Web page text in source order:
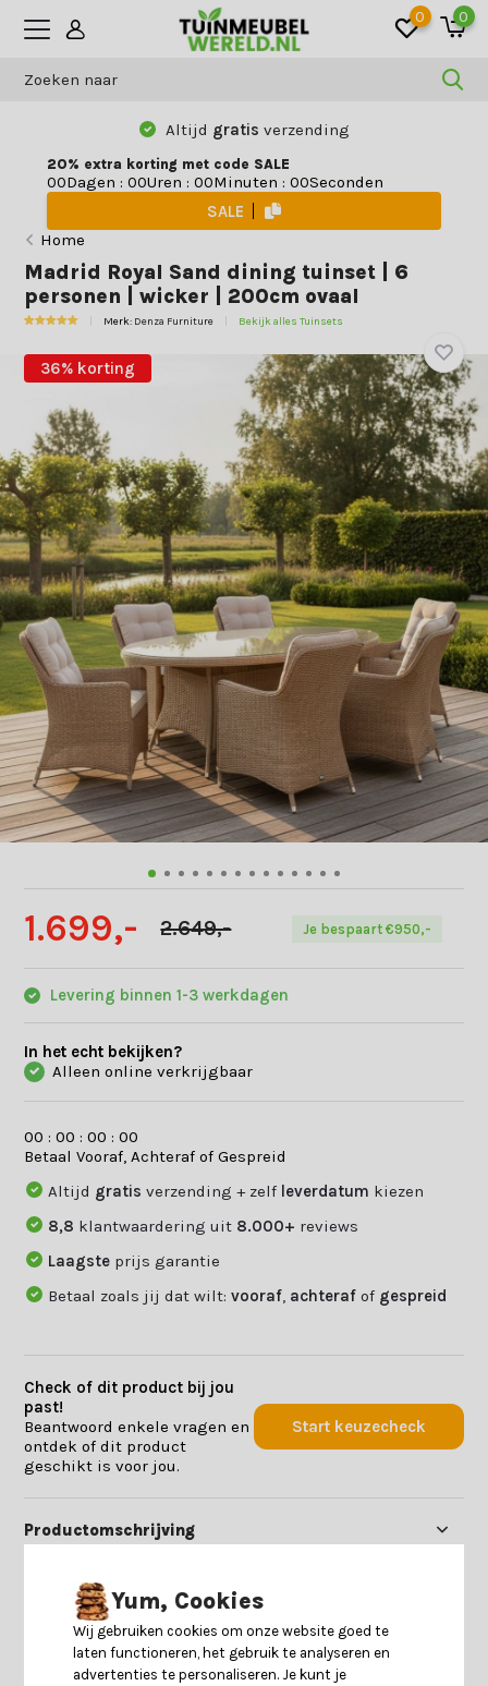
0 0
Altijd gratis verzending
20% extra korting met code SALE
00Dagen : 00Uren : 00Minuten : 00Seconden
SALE
Home
Madrid Royal Sand dining tuinset | 6
personen | wicker | 200cm ovaal
Merk: Denza Furniture Bekijk alles Tuinsets
36% korting
1.699,- 2.649,- Je bespaart €950,-
Levering binnen 1-3 werkdagen
In het echt bekijken?
Alleen online verkrijgbaar
00 :00 :00 :00
Betaal Vooraf, Achteraf of Gespreid
Altijd gratisverzending + zelf leverdatum kiezen
8,8 klantwaardering uit 8.000+ reviews
Laagste prijs garantie
Betaal zoals jij dat wilt:vooraf achteraf of gespreid
Check of dit product bij jou
past!
Beantwoord enkele vragen en
ontdek of dit product
geschikt is voor jou.
Start keuzecheck
Productomschrijving
Specificaties
Reviews
Yum, Cookies
Wij gebruiken cookies om onze website goed te
laten functioneren, het gebruik te analyseren en
advertenties te personaliseren. Je kunt je